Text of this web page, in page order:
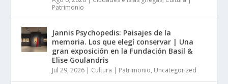
Patrimonio
Jannis Psychopedis: Paisajes de la
memoria. Los que elegí conservar | Una
gran exposición en la Fundación Basil &
Elise Goulandris
Jul 29, 2026 | Cultura | Patrimonio, Uncategorized